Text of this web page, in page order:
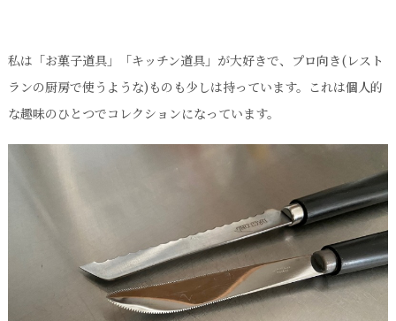
私は「お菓子道具」「キッチン道具」が大好きで、プロ向き(レスト
ランの厨房で使うような)ものも少しは持っています。これは個人的
な趣味のひとつでコレクションになっています。